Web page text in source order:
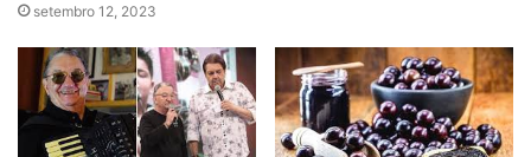
setembro 12, 2023